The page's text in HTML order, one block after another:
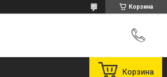
Корзина
Корзина